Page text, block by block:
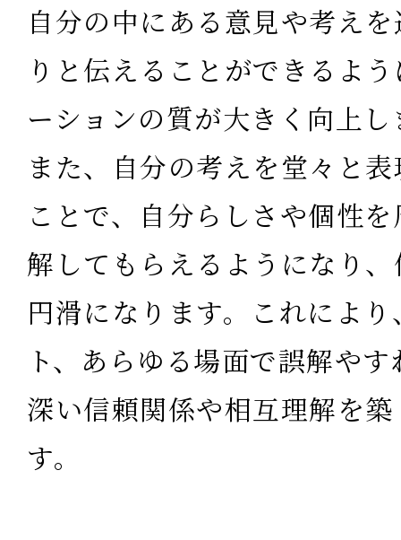
自分の中にある意見や考え
りと伝えることができるよ
ーションの質が大きく向上し
また、自分の考えを堂々と
ことで、自分らしさや個性
解してもらえるようになり
円滑になります。これによ
ト、あらゆる場面で誤解や
深い信頼関係や相互理解を
す。